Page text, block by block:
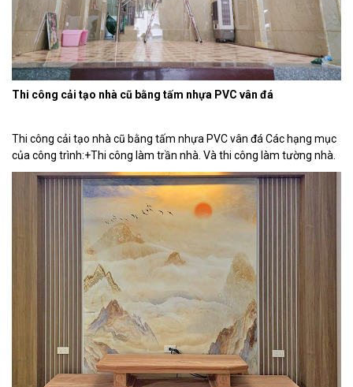
Thi công cải tạo nhà cũ bằng tấm nhựa PVC vân đá
Thi công cải tạo nhà cũ bằng tấm nhựa PVC vân đá Các hạng mục
của công trình:+Thi công làm trần nhà. Và thi công làm tường nhà.